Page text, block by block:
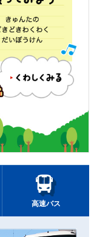
高速バス